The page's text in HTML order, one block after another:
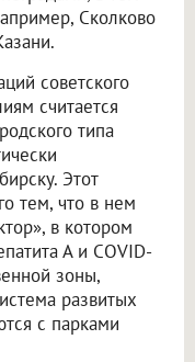
Сколково
советского
считается
типа
Этот
тем, что в нем
в котором
А и COVID-
зоны,
развитых
с парками